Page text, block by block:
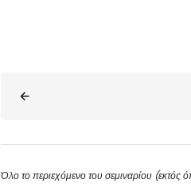
Blocks
Όλο το περιεχόμενο του σεμιναρίου (εκτός